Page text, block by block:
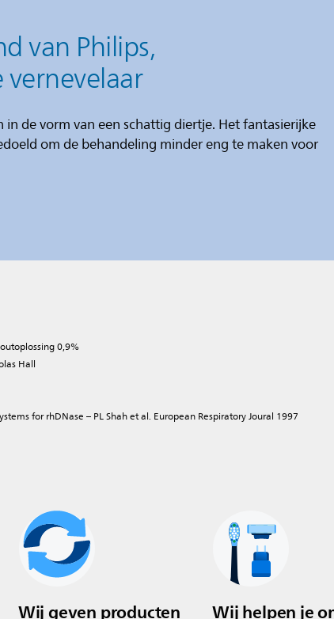
van Philips,
in de vorm van een schattig diertje. Het fantasierijke
om de behandeling minder eng te maken voor
0,9%
Hall
for rhDNase – PL Shah et al. European Respiratory Joural 1997
Wij geven producten Wij helpen je